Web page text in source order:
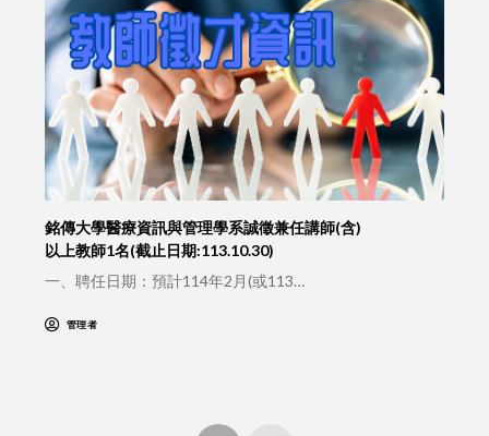
銘傳大學醫療資訊與管理學系誠徵兼任講師(含)
以上教師1名(截止日期:113.10.30)
一、聘任日期：預計114年2月(或113…
管理者